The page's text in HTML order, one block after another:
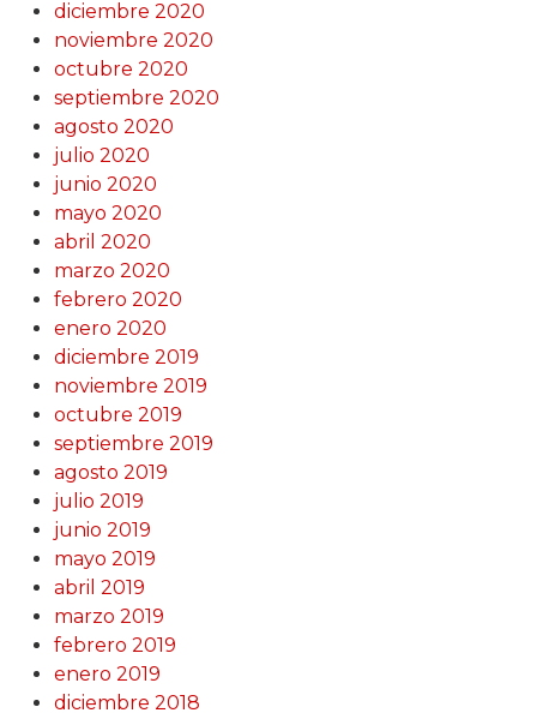
diciembre 2020
noviembre 2020
octubre 2020
septiembre 2020
agosto 2020
julio 2020
junio 2020
mayo 2020
abril 2020
marzo 2020
febrero 2020
enero 2020
diciembre 2019
noviembre 2019
octubre 2019
septiembre 2019
agosto 2019
julio 2019
junio 2019
mayo 2019
abril 2019
marzo 2019
febrero 2019
enero 2019
diciembre 2018